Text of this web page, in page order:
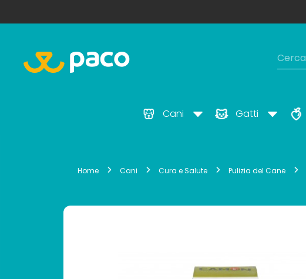
Cani Gatti
Home Cani Cura e Salute Pulizia del Cane